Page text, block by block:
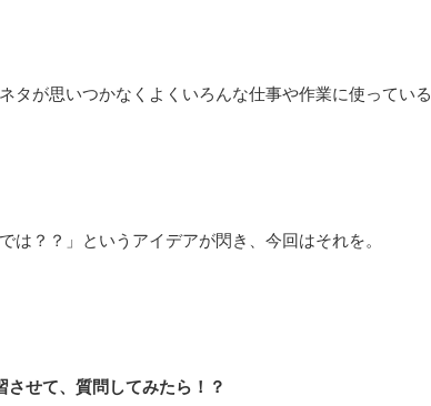
タが思いつかなくよくいろんな仕事や作業に使っている
？？」というアイデアが閃き、今回はそれを。
せて、質問してみたら！？